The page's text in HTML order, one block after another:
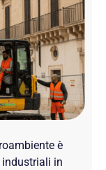
è
in